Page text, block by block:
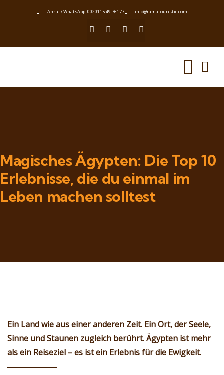
Anruf / WhatsApp: 0020115 49 76177 info@ramatouristic.com
Magisches Ägypten: Die Top 10
Erlebnisse, die du einmal im
Leben machen solltest
Ein Land wie aus einer anderen Zeit. Ein Ort, der Seele,
Sinne und Staunen zugleich berührt. Ägypten ist mehr
als ein Reiseziel – es ist ein Erlebnis für die Ewigkeit.